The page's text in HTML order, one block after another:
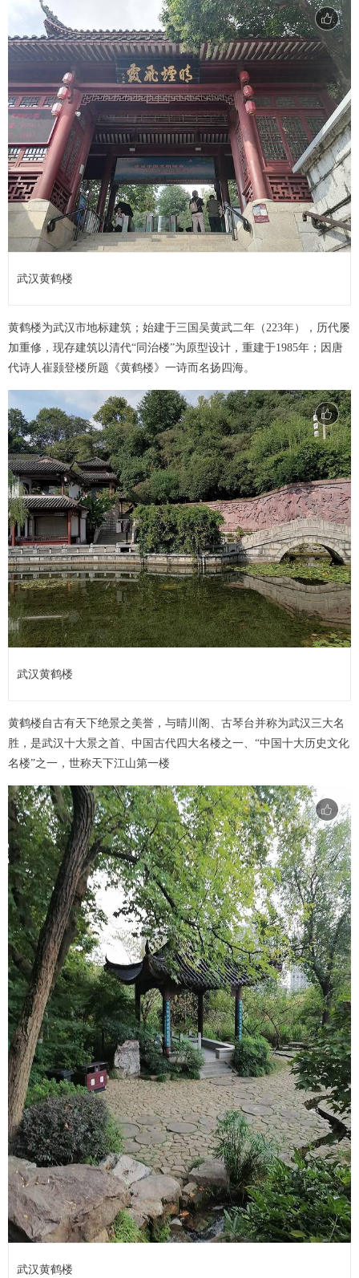
武汉黄鹤楼
黄鹤楼为武汉市地标建筑；始建于三国吴黄武二年（223年），历代屡
加重修，现存建筑以清代“同治楼”为原型设计，重建于1985年；因唐
代诗人崔颢登楼所题《黄鹤楼》一诗而名扬四海。
武汉黄鹤楼
黄鹤楼自古有天下绝景之美誉，与晴川阁、古琴台并称为武汉三大名
胜，是武汉十大景之首、中国古代四大名楼之一、“中国十大历史文化
名楼”之一，世称天下江山第一楼
武汉黄鹤楼